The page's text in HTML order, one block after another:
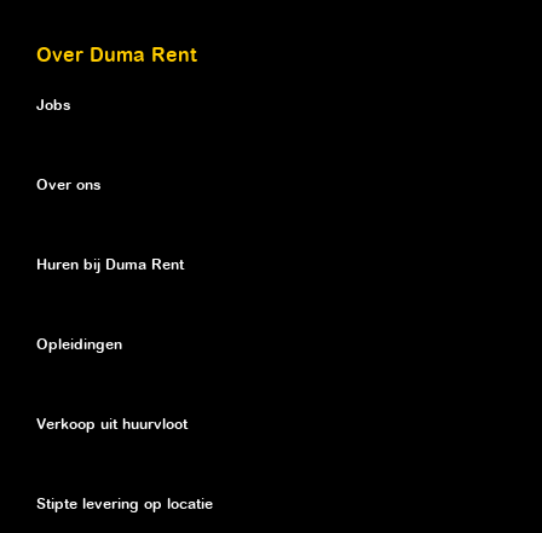
Over Duma Rent
Jobs
Over ons
Huren bij Duma Rent
Opleidingen
Verkoop uit huurvloot
Stipte levering op locatie